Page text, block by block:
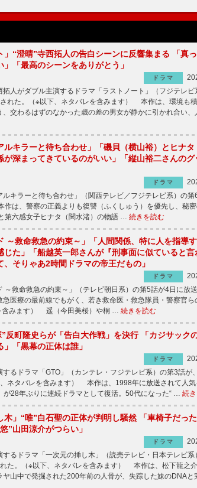
」“澄晴”寺西拓人の告白シーンに反響集まる 「真
」「最高のシーンをありがとう」
ドラマ
人がダブル主演するドラマ「ラストノート」（フジテレビ
れた。（※以下、ネタバレを含みます） 本作は、環境も
、交わるはずのなかった歳の差の男女が静かに引かれ合い
ルキラーと待ち合わせ」「磯貝（横山裕）とヒナタ
が深まってきているのがいい」「縦山裕二さんのグ
ドラマ
キラーと待ち合わせ」（関西テレビ／フジテレビ系）の第
は、警察の正義よりも復讐（ふくしゅう）を優先し、秘
第六感女子ヒナタ（関水渚）の物語 … 続きを読む
～救命救急の約束～」「人間関係、特に人を指導
じた」「船越英一郎さんが『刑事面に似ていると言
、そりゃあ2時間ドラマの帝王だもの」
ドラマ
救命救急の約束～」（テレビ朝日系）の第5話が4日に放送
医療の最前線でもがく、若き救命医・救急隊員・警察官ら
含みます） 遥（今田美桜）や桐 … 続きを読む
反町隆史らが「告白大作戦」を決行 「カジサック
「黒幕の正体は誰」
ドラマ
るドラマ「GTO」（カンテレ・フジテレビ系）の第3話が
ネタバレを含みます） 本作は、1998年に放送されて人気
が28年ぶりに連続ドラマとして復活。50代になった“ … 続
木」“唯”白石聖の正体が判明し騒然 「車椅子だった
”山田涼介がつらい」
ドラマ
るドラマ「一次元の挿し木」（読売テレビ・日本テレビ系
た。（※以下、ネタバレを含みます） 本作は、松下龍之
ヤ山中で発掘された200年前の人骨が、失踪した妹のDNA